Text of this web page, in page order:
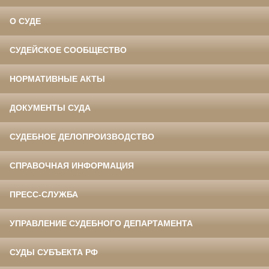
О СУДЕ
СУДЕЙСКОЕ СООБЩЕСТВО
НОРМАТИВНЫЕ АКТЫ
ДОКУМЕНТЫ СУДА
СУДЕБНОЕ ДЕЛОПРОИЗВОДСТВО
СПРАВОЧНАЯ ИНФОРМАЦИЯ
ПРЕСС-СЛУЖБА
УПРАВЛЕНИЕ СУДЕБНОГО ДЕПАРТАМЕНТА
СУДЫ СУБЪЕКТА РФ